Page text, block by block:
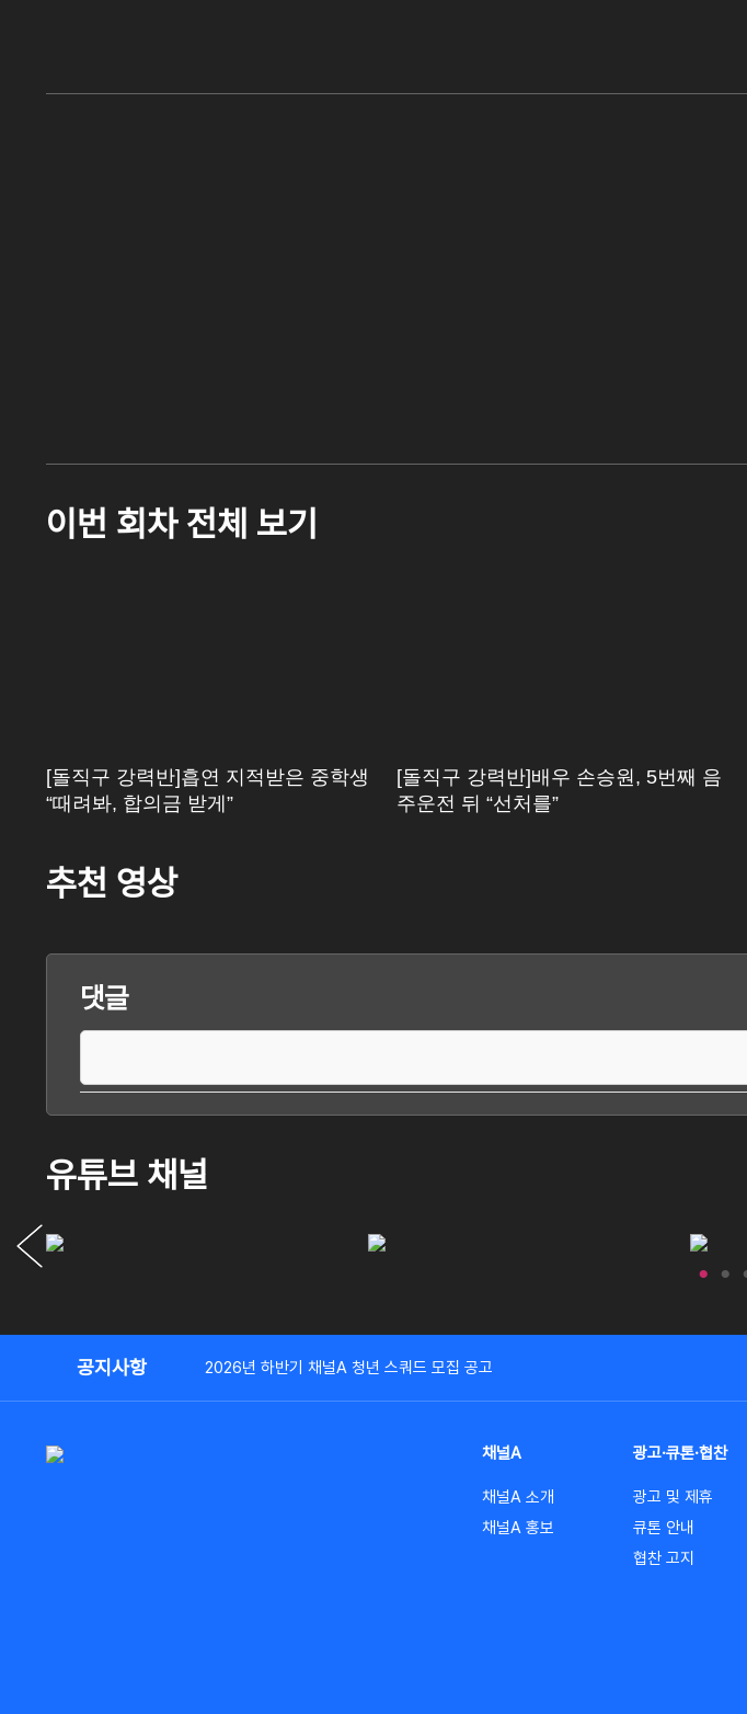
이번 회차 전체 보기
[돌직구 강력반]흡연 지적받은 중학생
“때려봐, 합의금 받게”
[돌직구 강력반]배우 손승원, 5번째 음
주운전 뒤 “선처를”
추천 영상
댓글
유튜브 채널
공지사항 2026년 하반기 채널A 청년 스쿼드 모집 공고
채널A
채널A 소개
채널A 홍보
광고·큐톤·협찬
광고 및 제휴
큐톤 안내
협찬 고지